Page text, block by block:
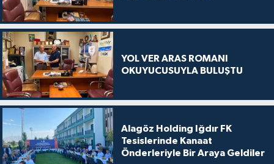
YOL VER ARAS ROMANI
OKUYUCUSUYLA BULUŞTU
Alagöz Holding Iğdır FK
Tesislerinde Kanaat
Önderleriyle Bir Araya Geldiler